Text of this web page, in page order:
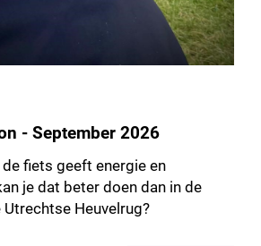
- September 2026
fiets geeft energie en
je dat beter doen dan in de
Heuvelrug?